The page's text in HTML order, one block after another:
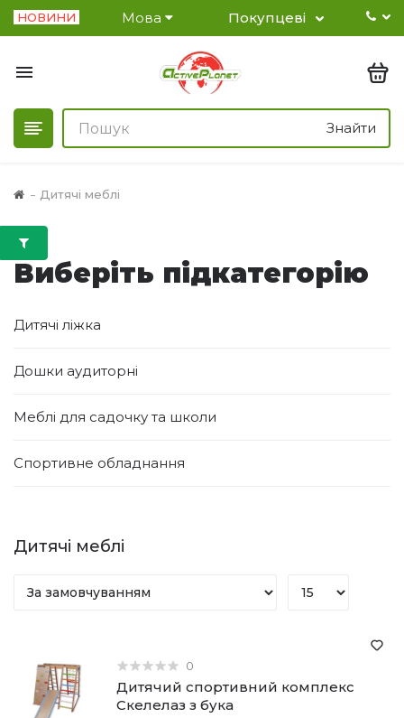
НОВИНИ Мова Покупцеві
Знайти
Дитячі меблі
Виберіть підкатегорію
Дитячі ліжка
Дошки аудиторні
Меблі для садочку та школи
Спортивне обладнання
Дитячі меблі
0
Дитячий спортивний комплекс
Скелелаз з бука